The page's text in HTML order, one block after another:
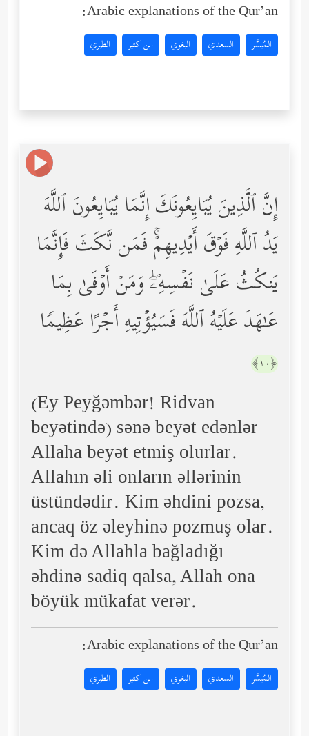
Arabic explanations of the Qur’an:
المُيسَّر السعدي البغوي ابن كثير الطبري
إِنَّ ٱلَّذِینَ یُبَایِعُونَكَ إِنَّمَا یُبَایِعُونَ ٱللَّهَ
یَدُ ٱللَّهِ فَوۡقَ أَیۡدِیهِمۡۚ فَمَن نَّكَثَ فَإِنَّمَا
یَنكُثُ عَلَىٰ نَفۡسِهِۦۖ وَمَنۡ أَوۡفَىٰ بِمَا
عَـٰهَدَ عَلَیۡهُ ٱللَّهَ فَسَیُؤۡتِیهِ أَجۡرًا عَظِیمࣰا
﴿١٠﴾
(Ey Peyğəmbər! Ridvan
beyətində) sənə beyət edənlər
Allaha beyət etmiş olurlar.
Allahın əli onların əllərinin
üstündədir. Kim əhdini pozsa,
ancaq öz əleyhinə pozmuş olar.
Kim də Allahla bağladığı
əhdinə sadiq qalsa, Allah ona
böyük mükafat verər.
Arabic explanations of the Qur’an:
المُيسَّر السعدي البغوي ابن كثير الطبري